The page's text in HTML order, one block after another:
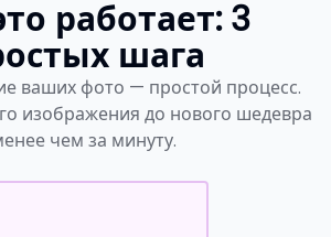
работает: 3
шага
ваших фото — простой процесс.
изображения до нового шедевра
чем за минуту.